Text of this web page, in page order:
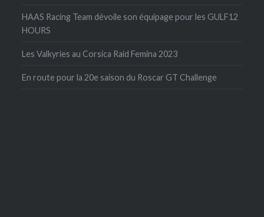
HAAS Racing Team dévoile son équipage pour les GULF12
HOURS
Les Valkyries au Corsica Raid Femina 2023
En route pour la 20e saison du Roscar GT Challenge